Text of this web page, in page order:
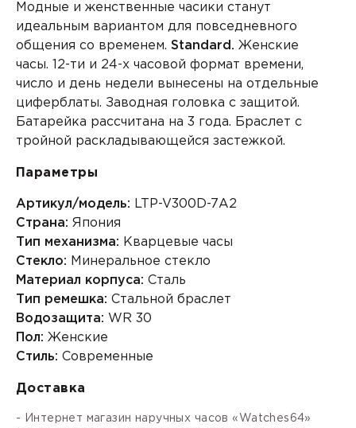
Модные и женственные часики станут
идеальным вариантом для повседневного
общения со временем. Standard. Женские
часы.
12-ти и 24-х часовой формат времени,
число и день недели вынесены на отдельные
циферблаты. Заводная головка с защитой.
Батарейка рассчитана на 3 года. Браслет с
тройной раскладывающейся застежкой.
Параметры
Артикул/модель: LTP-V300D-7A2
Страна: Япония
Тип механизма: Кварцевые часы
Стекло: Минеральное стекло
Материал корпуса: Сталь
Тип ремешка: Стальной браслет
Водозащита: WR 30
Пол: Женские
Стиль: Современные
Доставка
- Интернет магазин наручных часов «Watches64»